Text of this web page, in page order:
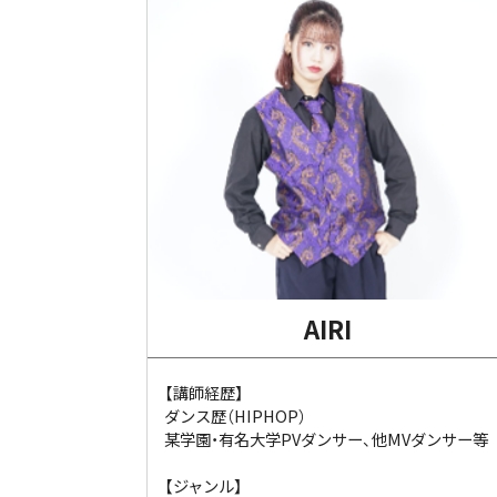
AIRI
【講師経歴】
ダンス歴（HIPHOP）
某学園・有名大学PVダンサー、他MVダンサー等
【ジャンル】